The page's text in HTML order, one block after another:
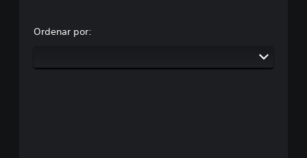
Ordenar por: